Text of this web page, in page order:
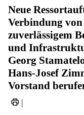
Neue
Verbindung
zuverlässigem
und
Georg
Hans-Josef
Vorstand
|